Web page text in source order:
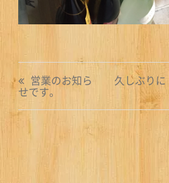
投
稿
ナ
営業のお知ら
せです。
久しぶりに